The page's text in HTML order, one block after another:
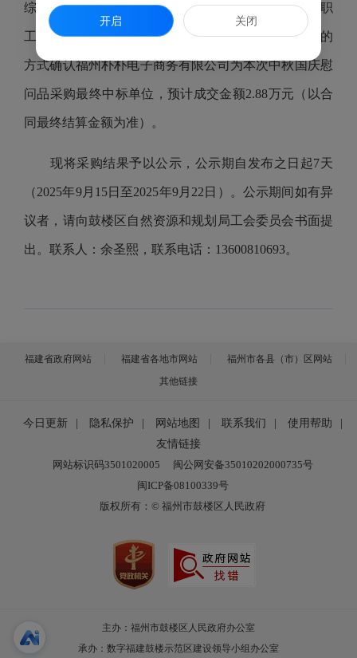
综合考量供应企业综合实力、商品供应、服务实施、职
工满意等因素，经工会委员会议议定，采用直接指定的
方式确认福州朴朴电子商务有限公司为本次中秋国庆慰
问品采购最终中标单位 ，预计成交金额2.88万元（以合
同最终结算金额为准）。
现将采购结果予以公示，公示期自发布之日起7天
（2025年9月15日至2025年9月22日）。公示期间如有异
议者，请向鼓楼区自然资源和规划局工会委员会书面提
出。联系人：余圣熙，联系电话：13600810693。
福建省政府网站 福建省各地市网站
福州市各县（市）区网站
其他链接
今日更新 隐私保护 网站地图 联系我们 使用帮助
友情链接
网站标识码3501020005
闽公网安备35010202000735号
闽ICP备08100339号
版权所有：© 福州市鼓楼区人民政府
主办：福州市鼓楼区人民政府办公室
承办：数字福建鼓楼示范区建设领导小组办公室
开启 关闭